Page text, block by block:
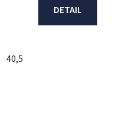
DETAIL
40,5